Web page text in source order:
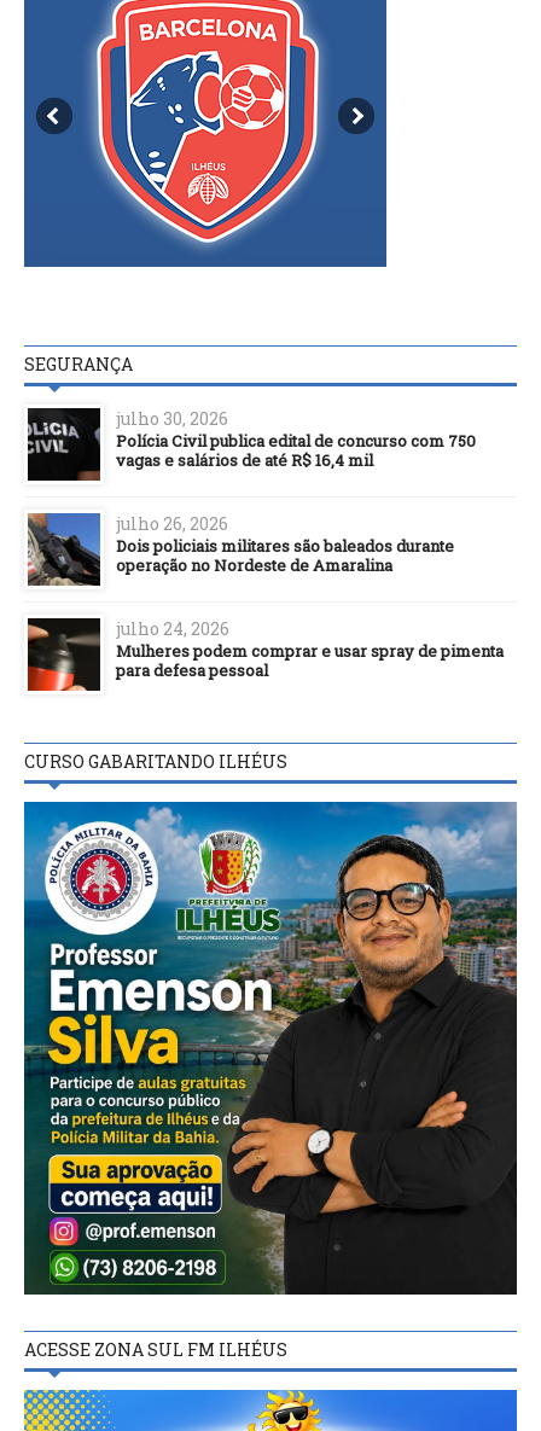
SEGURANÇA
julho 30, 2026
Polícia Civil publica edital de concurso com 750
vagas e salários de até R$ 16,4 mil
julho 26, 2026
Dois policiais militares são baleados durante
operação no Nordeste de Amaralina
julho 24, 2026
Mulheres podem comprar e usar spray de pimenta
para defesa pessoal
CURSO GABARITANDO ILHÉUS
ACESSE ZONA SUL FM ILHÉUS